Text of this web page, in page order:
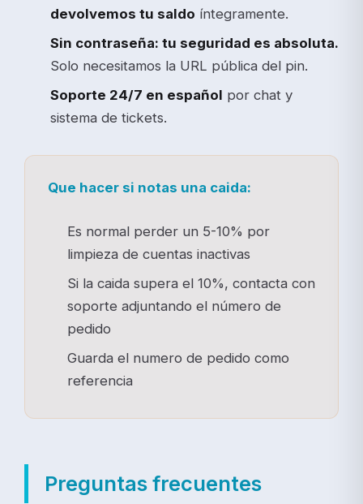
devolvemos tu saldo íntegramente.
Sin contraseña: tu seguridad es absoluta.
Solo necesitamos la URL pública del pin.
Soporte 24/7 en español por chat y
sistema de tickets.
Que hacer si notas una caida:
Es normal perder un 5-10% por
limpieza de cuentas inactivas
Si la caida supera el 10%, contacta con
soporte adjuntando el número de
pedido
Guarda el numero de pedido como
referencia
Preguntas frecuentes